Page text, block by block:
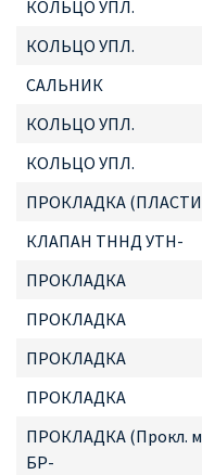
КОЛЬЦО УПЛ.
КОЛЬЦО УПЛ.
САЛЬНИК
КОЛЬЦО УПЛ.
КОЛЬЦО УПЛ.
ПРОКЛАДКА
КЛАПАН ТННД УТН-
ПРОКЛАДКА
ПРОКЛАДКА
ПРОКЛАДКА
ПРОКЛАДКА
ПРОКЛАДКА (Прокл.
БР-